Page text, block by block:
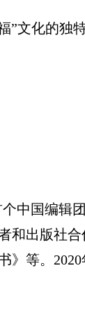
文化的独特
国编辑
出版社
等。